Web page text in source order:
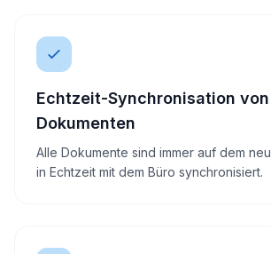
Echtzeit-Synchronisation von
Dokumenten
Alle Dokumente sind immer auf dem
in Echtzeit mit dem Büro synchronisiert.